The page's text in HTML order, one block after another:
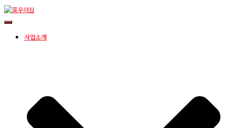
내
사업소개